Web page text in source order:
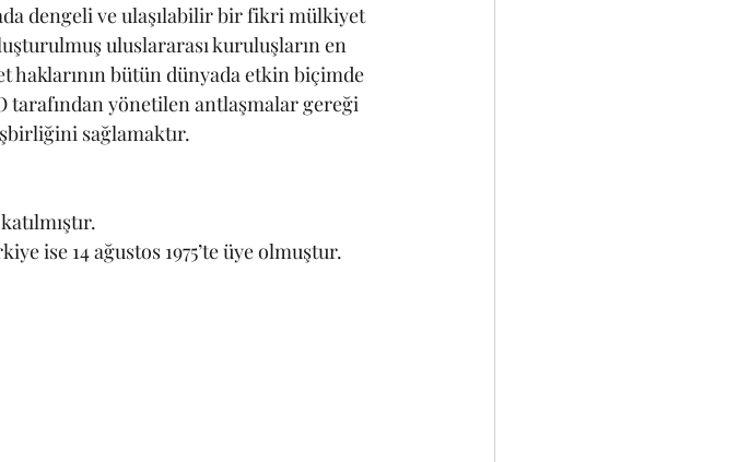
dengeli ve ulaşılabilir bir fikri mülkiyet
uluslararası kuruluşların en
haklarının bütün dünyada etkin biçimde
tarafından yönetilen antlaşmalar gereği
sağlamaktır.
ise 14 ağustos 1975’te üye olmuştur.